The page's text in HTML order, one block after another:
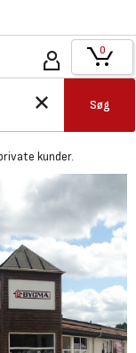
Søg
0
kunder.